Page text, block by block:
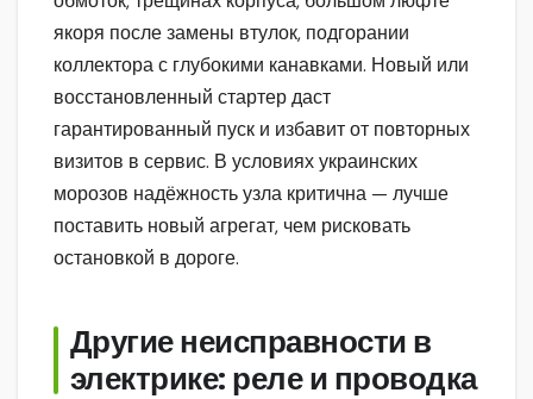
якоря после замены втулок, подгорании
коллектора с глубокими канавками. Новый или
восстановленный стартер даст
гарантированный пуск и избавит от повторных
визитов в сервис. В условиях украинских
морозов надёжность узла критична — лучше
поставить новый агрегат, чем рисковать
остановкой в дороге.
Другие неисправности в
электрике: реле и проводка